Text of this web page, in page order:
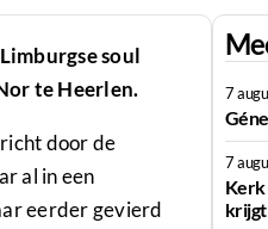
soul
te Heerlen.
door de
al in een
eerder gevierd
7
7
Kerk